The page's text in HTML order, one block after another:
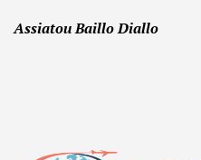
Assiatou Baillo Diallo